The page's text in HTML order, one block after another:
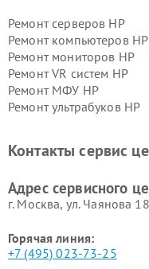
Ремонт серверов HP
Ремонт компьютеров HP
Ремонт мониторов HP
Ремонт VR систем HP
Ремонт МФУ HP
Ремонт ультрабуков HP
Контакты сервис
Адрес сервисного
г. Москва, ул. Чаянова 18
Горячая линия:
+7 (495) 023-73-25